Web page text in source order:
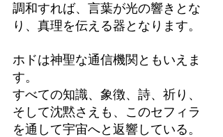
調和すれば、言葉が光の響きとな
り、真理を伝える器となります。
ホドは神聖な通信機関ともいえま
す。
すべての知識、象徴、詩、祈り、
そして沈黙さえも、このセフィラ
を通して宇宙へと返響している。